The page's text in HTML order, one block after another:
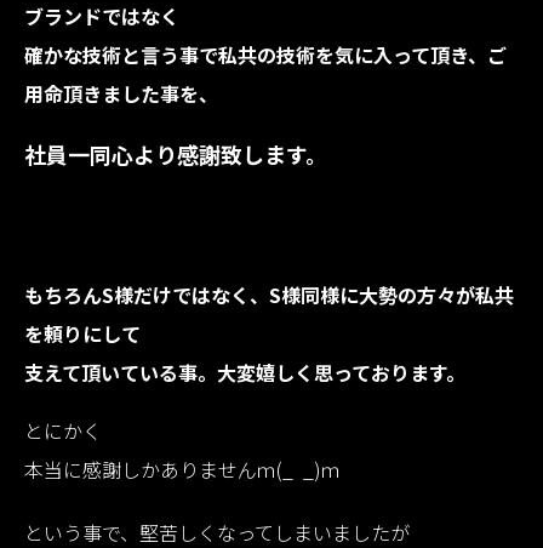
ブランドではなく
確かな技術と言う事で私共の技術を気に入って頂き、ご
用命頂きました事を、
社員一同心より感謝致します。
もちろんS様だけではなく、S様同様に大勢の方々が私共
を頼りにして
支えて頂いている事。大変嬉しく思っております。
とにかく
本当に感謝しかありませんｍ(_ _)ｍ
という事で、堅苦しくなってしまいましたが